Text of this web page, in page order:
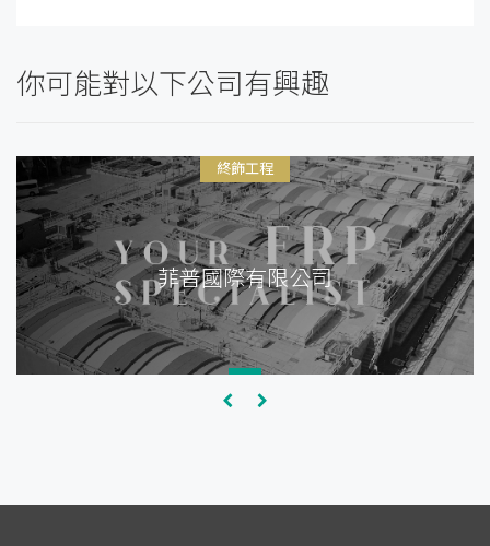
你可能對以下公司有興趣
菲普國際有限公司
終飾工程